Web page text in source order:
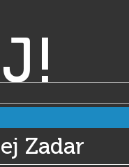
Zadar